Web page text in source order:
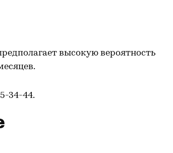
высокую вероятность
34-44.